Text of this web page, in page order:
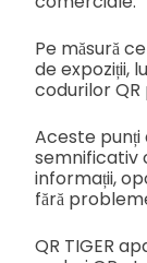
Pe măsură
de expoziții,
codurilor
Aceste
semnificativ
informații,
fără
QR TIGER